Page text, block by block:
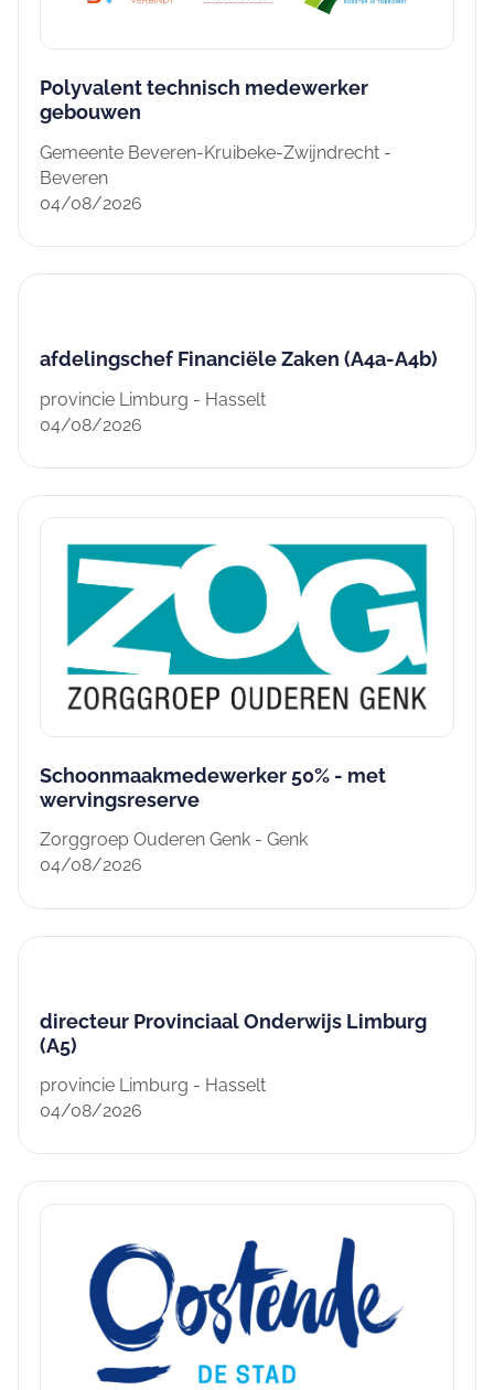
Polyvalent technisch medewerker
gebouwen
Gemeente Beveren-Kruibeke-Zwijndrecht -
Beveren
04/08/2026
afdelingschef Financiële Zaken (A4a-A4b)
provincie Limburg - Hasselt
04/08/2026
Schoonmaakmedewerker 50% - met
wervingsreserve
Zorggroep Ouderen Genk - Genk
04/08/2026
directeur Provinciaal Onderwijs Limburg
(A5)
provincie Limburg - Hasselt
04/08/2026